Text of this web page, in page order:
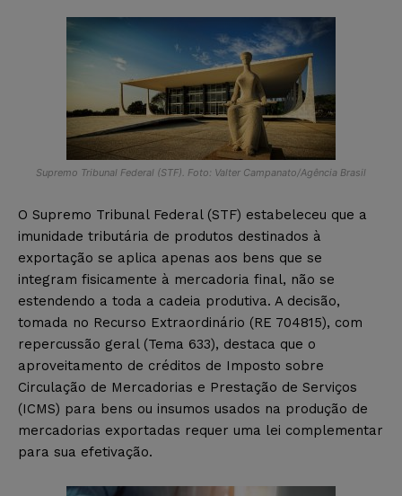
Supremo Tribunal Federal (STF). Foto: Valter Campanato/Agência Brasil
O Supremo Tribunal Federal (STF) estabeleceu que a
imunidade tributária de produtos destinados à
exportação se aplica apenas aos bens que se
integram fisicamente à mercadoria final, não se
estendendo a toda a cadeia produtiva. A decisão,
tomada no Recurso Extraordinário (RE 704815), com
repercussão geral (Tema 633), destaca que o
aproveitamento de créditos de Imposto sobre
Circulação de Mercadorias e Prestação de Serviços
(ICMS) para bens ou insumos usados na produção de
mercadorias exportadas requer uma lei complementar
para sua efetivação.